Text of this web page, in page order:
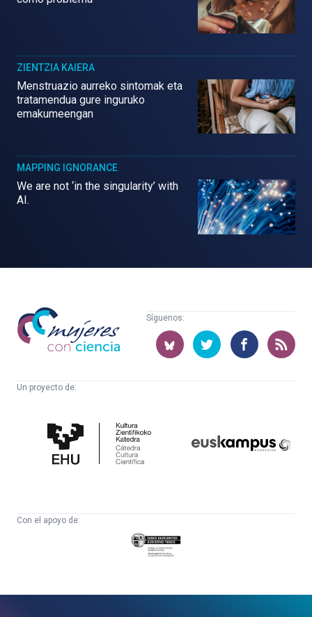
ZIENTZIA KAIERA
Menstruazio aurreko sintomak eta
tratamendua gure inguruko
emakumeengan
MAPPING IGNORANCE
We are not ‘in the singularity’ with
AI.
Mujeres
con
ciencia
Síguenos:
Un proyecto de:
Cultura
Científica
Con el apoyo de:
Eusko
Jaurlaritza